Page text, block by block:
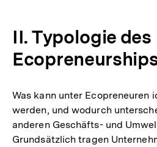
II. Typologie des
Was kann unter Ecopreneuren
werden, und wodurch
anderen Geschäfts- und
Grundsätzlich tragen